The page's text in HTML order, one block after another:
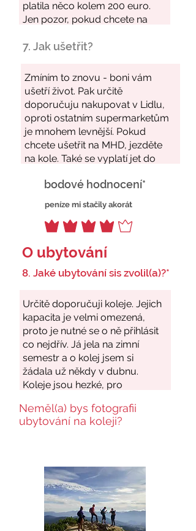
7. Jak ušetřit?
bodové hodnocení*
peníze mi stačily akorát
O ubytování
8. Jaké ubytování sis zvolil(a)?*
Neměl(a) bys fotografii
ubytování na koleji?